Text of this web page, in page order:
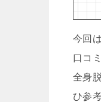
今回
口コ
全身
ひ参